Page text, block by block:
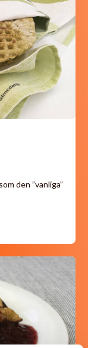
den ”vanliga”